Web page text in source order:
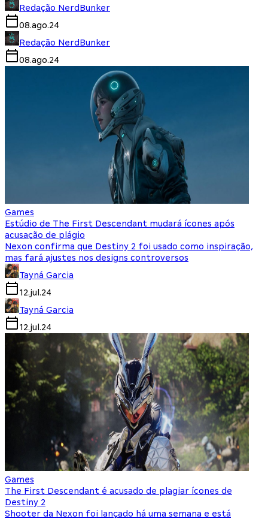
Redação NerdBunker
08.ago.24
Redação NerdBunker
08.ago.24
Games
Estúdio de The First Descendant mudará ícones após
acusação de plágio
Nexon confirma que Destiny 2 foi usado como inspiração,
mas fará ajustes nos designs controversos
Tayná Garcia
12.jul.24
Tayná Garcia
12.jul.24
Games
The First Descendant é acusado de plagiar ícones de
Destiny 2
Shooter da Nexon foi lançado há uma semana e está